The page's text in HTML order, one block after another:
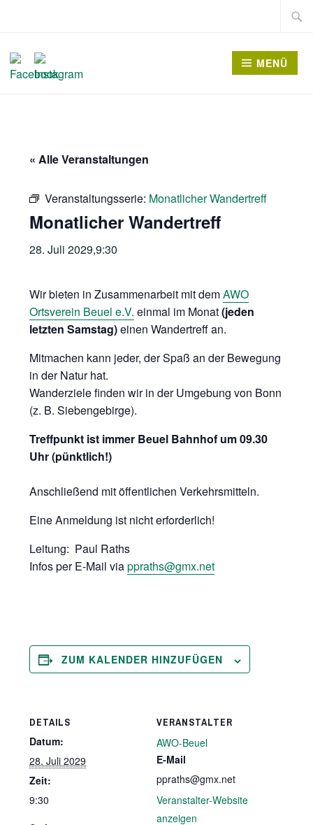
springen
Suche
MENÜ
« Alle Veranstaltungen
Veranstaltungsserie: Monatlicher Wandertreff
Monatlicher Wandertreff
28. Juli 2029,9:30
Wir bieten in Zusammenarbeit mit demAWO
Ortsverein Beuel e.V. einmal im Monat(jeden
letzten Samstag)einen Wandertreff an.
Mitmachen kann jeder, der Spaß an der Bewegung
in der Natur hat.
Wanderziele finden wir in der Umgebung von Bonn
(z. B. Siebengebirge).
Treffpunkt ist immer Beuel Bahnhof um 09.30
Uhr (pünktlich!)
Anschließend mit öffentlichen Verkehrsmitteln.
Eine Anmeldung ist nicht erforderlich!
Leitung: Paul Raths
Infos per E-Mail viappraths@gmx.net
ZUM KALENDER HINZUFÜGEN
DETAILS
Datum:
28. Juli 2029
Zeit:
9:30
VERANSTALTER
AWO-Beuel
E-Mail
ppraths@gmx.net
Veranstalter-Website
anzeigen